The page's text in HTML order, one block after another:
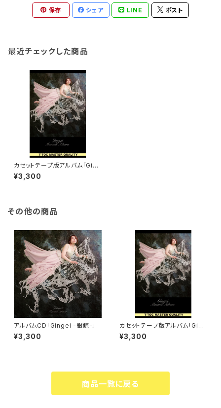
保存 シェア LINE ポスト
最近チェックした商品
カセットテープ版アルバム「Ging
ei -銀鯨-」限定販売100本‼️
¥3,300
その他の商品
アルバムCD「Gingei -銀鯨-」
¥3,300
カセットテープ版アルバム「Ging
ei -銀鯨-」限定販売100本‼️
¥3,300
商品一覧に戻る